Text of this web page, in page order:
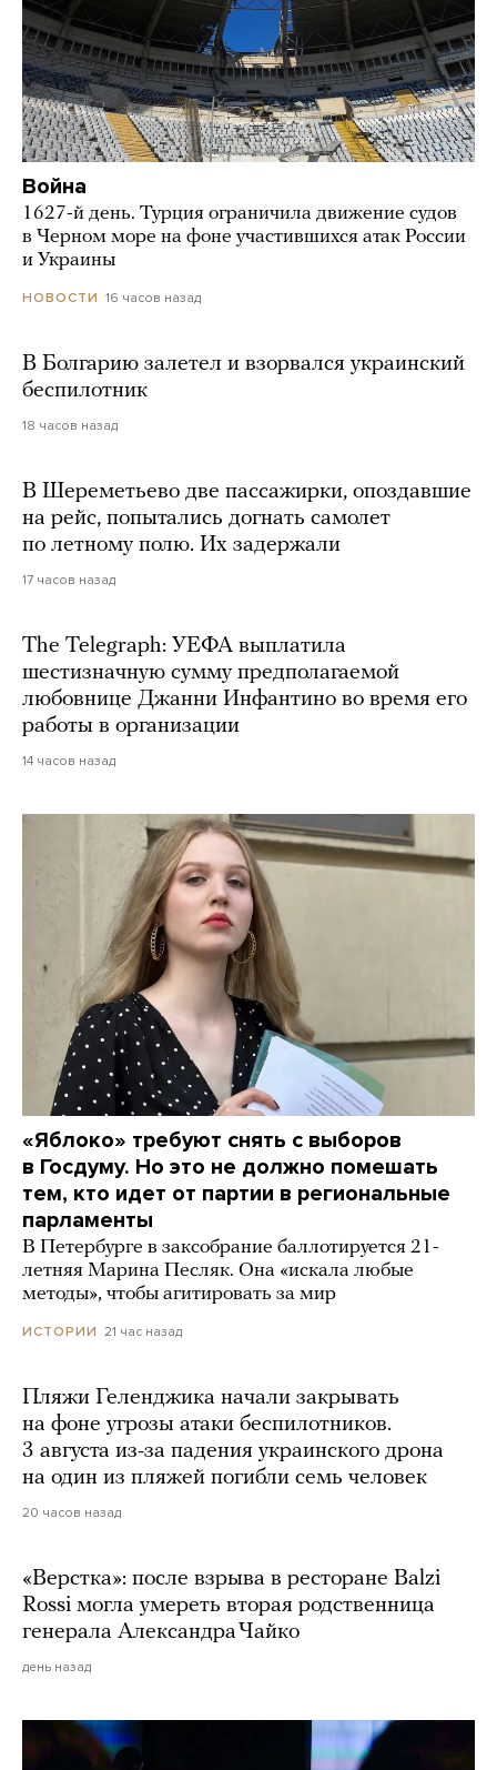
Война
1627-й день. Турция ограничила движение судов
в Черном море на фоне участившихся атак России
и Украины
НОВОСТИ 16 часов назад
В Болгарию залетел и взорвался украинский
беспилотник
18 часов назад
В Шереметьево две пассажирки, опоздавшие
на рейс, попытались догнать самолет
по летному полю. Их задержали
17 часов назад
The Telegraph: УЕФА выплатила
шестизначную сумму предполагаемой
любовнице Джанни Инфантино во время его
работы в организации
14 часов назад
«Яблоко» требуют снять с выборов
в Госдуму. Но это не должно помешать
тем, кто идет от партии в региональные
парламенты
В Петербурге в заксобрание баллотируется 21-
летняя Марина Песляк. Она «искала любые
методы», чтобы агитировать за мир
ИСТОРИИ 21 час назад
Пляжи Геленджика начали закрывать
на фоне угрозы атаки беспилотников.
3 августа из-за падения украинского дрона
на один из пляжей погибли семь человек
20 часов назад
«Верстка»: после взрыва в ресторане Balzi
Rossi могла умереть вторая родственница
генерала Александра Чайко
день назад